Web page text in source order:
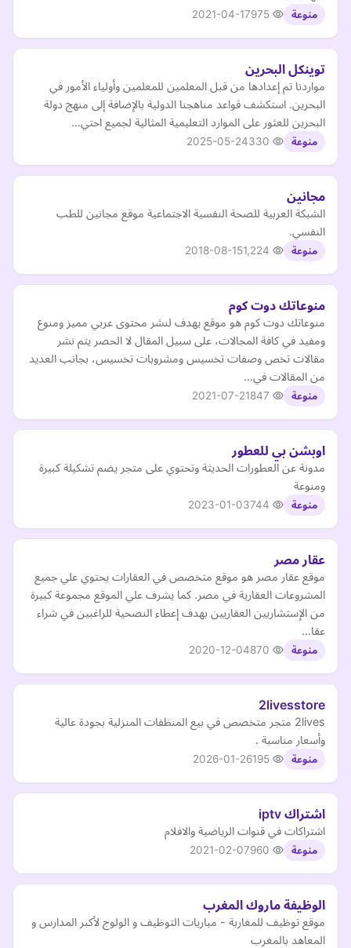
منوعة 2021-04-17
توينكل البحرين
مواردنا تم إعدادها من قبل المعلمين للمعلمين وأولياء الأمور في
البحرين. استكشف قواعد مناهجنا الدولية بالإضافة إلى منهج دولة
البحرين للعثور على الموارد التعليمية المثالية لجميع احتي…
منوعة 2025-05-24
مجانين
الشبكة العربية للصحة النفسية الاجتماعية موقع مجانين للطب
النفسي.
منوعة 2018-08-15
منوعاتك دوت كوم
منوعاتك دوت كوم هو موقع يهدف لنشر محتوى عربي مميز ومنوع
ومفيد في كافة المجالات، على سبيل المقال لا الحصر يتم نشر
مقالات تخص وصفات تخسيس ومشروبات تخسيس، بجانب العديد
من المقالات في…
منوعة 2021-07-21
اوبشن بي للعطور
مدونة عن العطورات الحديثة وتحتوي على متجر يضم تشكيلة كبيرة
ومنوعة
منوعة 2023-01-03
عقار مصر
موقع عقار مصر هو موقع متخصص في العقارات يحتوي علي جميع
المشروعات العقارية في مصر. كما يشرف علي الموقع مجموعة كبيرة
من الإستشاريين العقاريين بهدف إعطاء النصحية للراغبين في شراء
عقا…
منوعة 2020-12-04
2livesstore
2lives متجر متخصص في بيع المنظفات المنزلية بجودة عالية
وأسعار مناسبة .
منوعة 2026-01-26
اشتراك iptv
اشتراكات في قنوات الرياضية والافلام
منوعة 2021-02-07
الوظيفة ماروك المغرب
موقع توظيف للمغاربة - مباريات التوظيف و الولوج لأكبر المدارس و
المعاهد بالمغرب